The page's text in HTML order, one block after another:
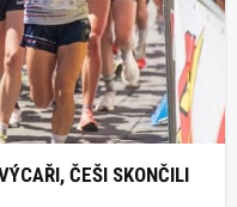
ČEŠI SKONČILI